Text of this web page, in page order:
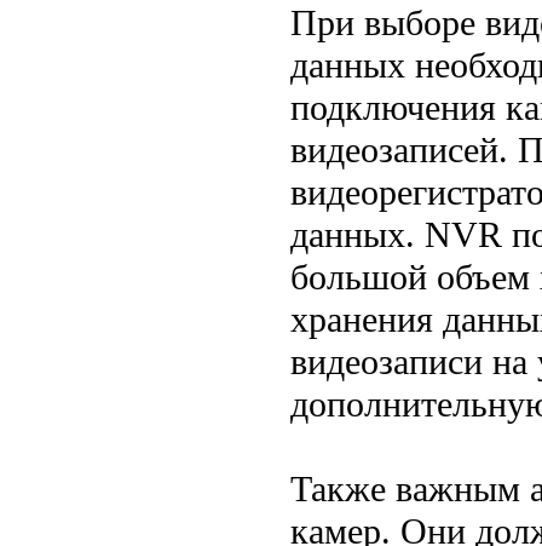
При выборе
данных
подключения
видеозаписей.
данных. NVR
большой объем
хранения
видеозаписи на
Также важным
камер. Они